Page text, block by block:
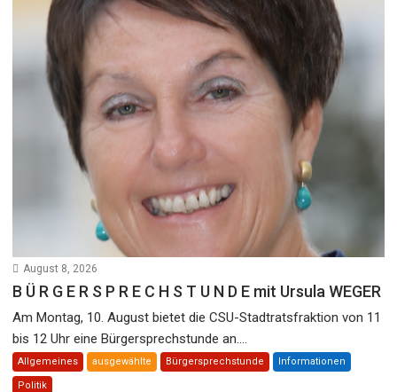
August 8, 2026
B Ü R G E R S P R E C H S T U N D E mit Ursula WEGER
Am Montag, 10. August bietet die CSU-Stadtratsfraktion von 11
bis 12 Uhr eine Bürgersprechstunde an....
Allgemeines ausgewählte Bürgersprechstunde Informationen
Politik